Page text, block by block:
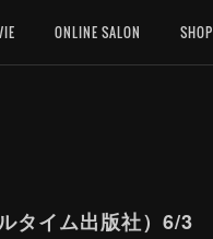
ONLINE SALON SHOP
タイム出版社）6/3